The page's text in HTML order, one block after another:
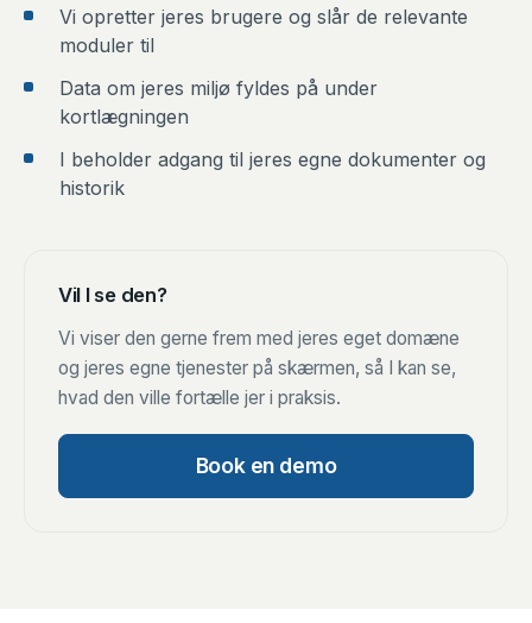
Vi opretter jeres brugere og slår de relevante
moduler til
Data om jeres miljø fyldes på under
kortlægningen
I beholder adgang til jeres egne dokumenter og
historik
Vil I se den?
Vi viser den gerne frem med jeres eget domæne
og jeres egne tjenester på skærmen, så I kan se,
hvad den ville fortælle jer i praksis.
Book en demo